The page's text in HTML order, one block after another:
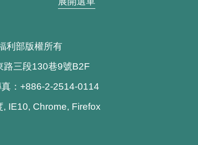
利部版權所有
路三段130巷9號B2F
：+886-2-2514-0114
IE10, Chrome, Firefox